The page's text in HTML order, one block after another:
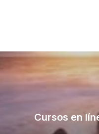
Cursos en